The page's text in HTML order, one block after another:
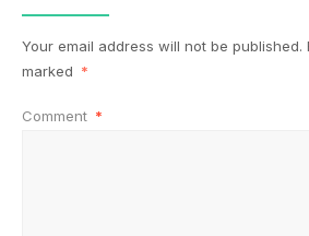
Your email address will not be published.
marked *
Comment *